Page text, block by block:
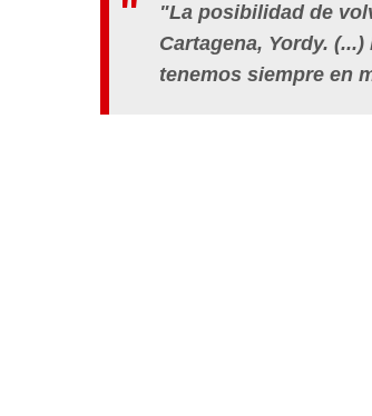
"La posibilidad de
Cartagena, Yordy.
tenemos siempre en